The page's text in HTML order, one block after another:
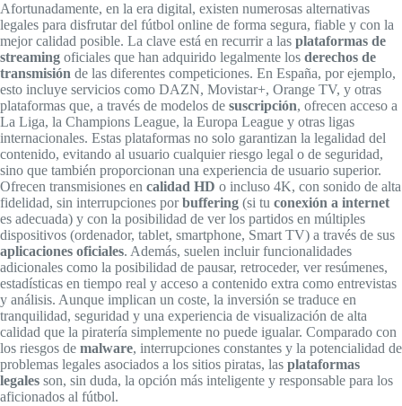
Afortunadamente, en la era digital, existen numerosas alternativas
legales para disfrutar del fútbol online de forma segura, fiable y con la
mejor calidad posible. La clave está en recurrir a las plataformas de
streaming oficiales que han adquirido legalmente los derechos de
transmisión de las diferentes competiciones. En España, por ejemplo,
esto incluye servicios como DAZN, Movistar+, Orange TV, y otras
plataformas que, a través de modelos de suscripción, ofrecen acceso a
La Liga, la Champions League, la Europa League y otras ligas
internacionales. Estas plataformas no solo garantizan la legalidad del
contenido, evitando al usuario cualquier riesgo legal o de seguridad,
sino que también proporcionan una experiencia de usuario superior.
Ofrecen transmisiones en calidad HD o incluso 4K, con sonido de alta
fidelidad, sin interrupciones porbuffering (si tu conexión a internet
es adecuada) y con la posibilidad de ver los partidos en múltiples
dispositivos (ordenador, tablet, smartphone, Smart TV) a través de sus
aplicaciones oficiales. Además, suelen incluir funcionalidades
adicionales como la posibilidad de pausar, retroceder, ver resúmenes,
estadísticas en tiempo real y acceso a contenido extra como entrevistas
y análisis. Aunque implican un coste, la inversión se traduce en
tranquilidad, seguridad y una experiencia de visualización de alta
calidad que la piratería simplemente no puede igualar. Comparado con
los riesgos de malware, interrupciones constantes y la potencialidad de
problemas legales asociados a los sitios piratas, las plataformas
legales son, sin duda, la opción más inteligente y responsable para los
aficionados al fútbol.